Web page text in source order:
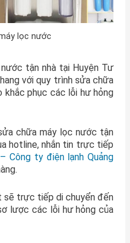
lọc nước
tận nhà tại Huyện Tư
với quy trình sửa chữa
phục các lỗi hư hỏng
chữa máy lọc nước tận
hotline, nhắn tin trực tiếp
Công ty điện lạnh Quảng
trực tiếp di chuyển đến
lược các lỗi hư hỏng của